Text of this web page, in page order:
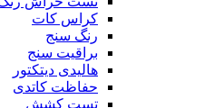
کراس کات
رنگ سنج
براقیت سنج
هالیدی دیتکتور
حفاظت کاتدی
تست کشش